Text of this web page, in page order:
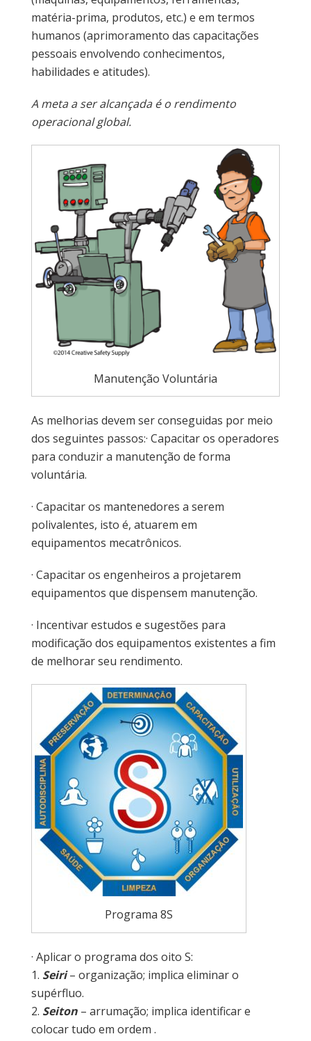
matéria-prima, produtos, etc.) e em termos
humanos (aprimoramento das capacitações
pessoais envolvendo conhecimentos,
habilidades e atitudes).
A meta a ser alcançada é o rendimento
operacional global.
Manutenção Voluntária
As melhorias devem ser conseguidas por meio
dos seguintes passos:· Capacitar os operadores
para conduzir a manutenção de forma
voluntária.
· Capacitar os mantenedores a serem
polivalentes, isto é, atuarem em
equipamentos mecatrônicos.
· Capacitar os engenheiros a projetarem
equipamentos que dispensem manutenção.
· Incentivar estudos e sugestões para
modificação dos equipamentos existentes a fim
de melhorar seu rendimento.
Programa 8S
· Aplicar o programa dos oito S:
1. Seiri– organização; implica eliminar o
supérfluo.
2. Seiton – arrumação; implica identificar e
colocar tudo em ordem .